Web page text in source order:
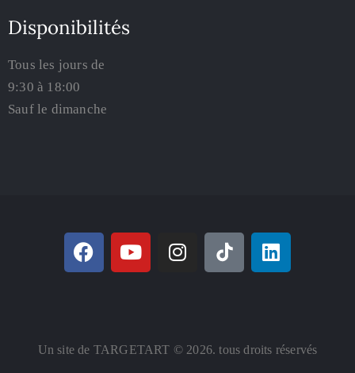
Disponibilités
Tous les jours de
9:30 à 18:00
Sauf le dimanche
Un site de TARGETART © 2026. tous droits réservés